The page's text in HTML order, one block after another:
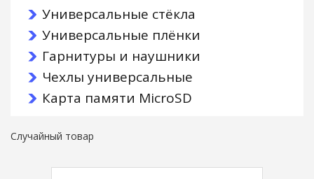
Универсальные стёкла
Универсальные плёнки
Гарнитуры и наушники
Чехлы универсальные
Карта памяти MicroSD
Случайный товар